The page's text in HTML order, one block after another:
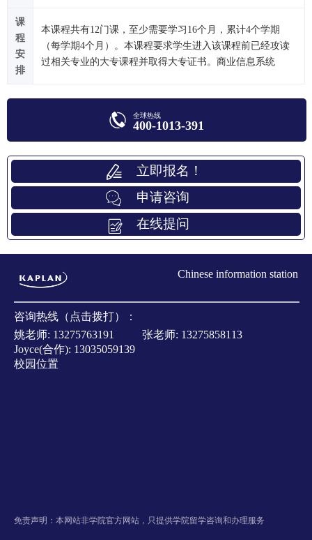
课
程
安
排
本课程共有12门课，至少需要学习16个月，累计4个学期
（每学期4个月）。本课程要求学生进入该课程前已经攻读
过相关专业的大专课程并取得大专证书。商业信息系统
全球热线
400-1013-391
立即报名！
申请咨询
在线提问
Chinese information station
咨询热线（点击拨打）：
姚老师: 13275763191 张老师: 13275858113
Joyce(合作): 13035059139
校园位置
免责声明：本网站非学院官方网站，只提供学院留学咨询和办理服务